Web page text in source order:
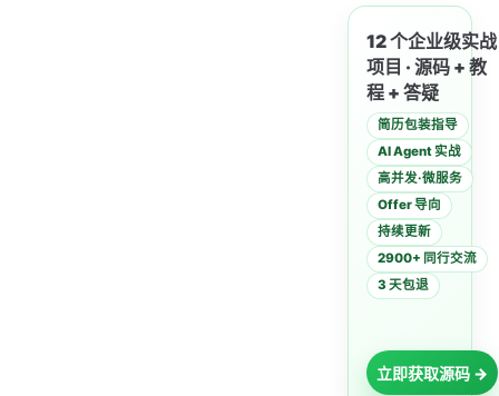
4.性能压测对比
5.异步编程的黄金法则
5.1 如何选型？
5.2 避坑指南
5.3 监控体系
总结
12 个企业级实战
项目 · 源码 + 教
程 + 答疑
简历包装指导
AI Agent 实战
高并发·微服务
Offer 导向
持续更新
2900+ 同行交流
3 天包退
立即获取源码 →